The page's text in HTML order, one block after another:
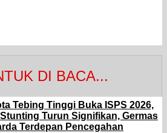
DI BACA...
Tebing Tinggi Buka ISPS 2026,
Turun Signifikan, Germas
Terdepan Pencegahan